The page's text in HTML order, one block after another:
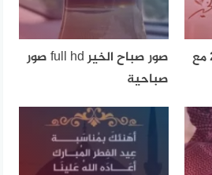
صور جمعة مباركة 2026 مع
صور صباح الخير full hd صور
صباحية